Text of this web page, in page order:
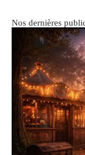
Nos dernières